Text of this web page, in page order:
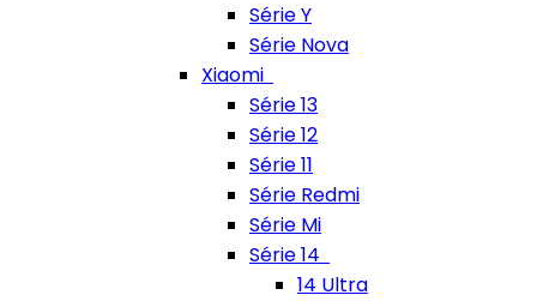
Série Y
Série Nova
Xiaomi
Série 13
Série 12
Série 11
Série Redmi
Série Mi
Série 14
14 Ultra